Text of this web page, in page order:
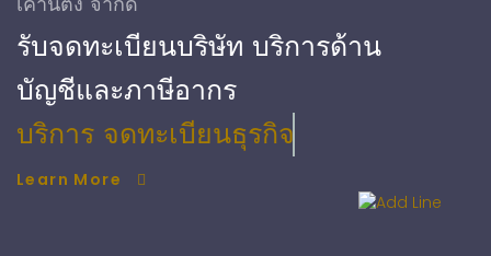
รับจดทะเบียนบริษัท บริการด้าน
บัญชีและภาษีอากร
บริการ จดทะเบียนธุรกิจ
Learn More